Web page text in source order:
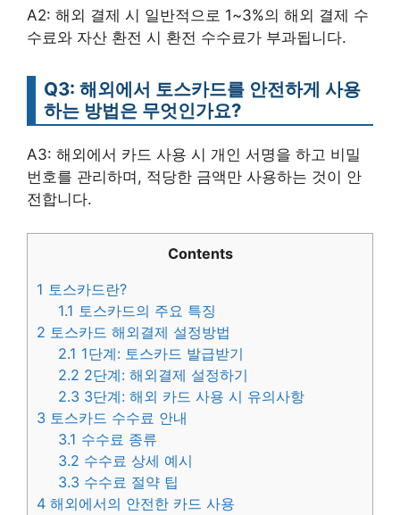
A2: 해외 결제 시 일반적으로 1~3%의 해외 결제 수
수료와 자산 환전 시 환전 수수료가 부과됩니다.
Q3: 해외에서 토스카드를 안전하게 사용
하는 방법은 무엇인가요?
A3: 해외에서 카드 사용 시 개인 서명을 하고 비밀
번호를 관리하며, 적당한 금액만 사용하는 것이 안
전합니다.
Contents
1 토스카드란?
1.1 토스카드의 주요 특징
2 토스카드 해외결제 설정방법
2.1 1단계: 토스카드 발급받기
2.2 2단계: 해외결제 설정하기
2.3 3단계: 해외 카드 사용 시 유의사항
3 토스카드 수수료 안내
3.1 수수료 종류
3.2 수수료 상세 예시
3.3 수수료 절약 팁
4 해외에서의 안전한 카드 사용